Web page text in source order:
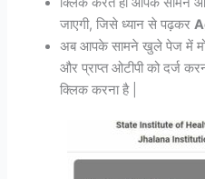
जाएगी, जिसे ध्यान से पढ़कर
अब आपके सामने खुले पेज में
और प्राप्त ओटीपी को दर्ज
क्लिक करना है |